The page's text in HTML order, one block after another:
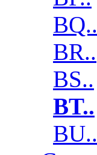
BQ..
BR..
BS..
BT..
BU..